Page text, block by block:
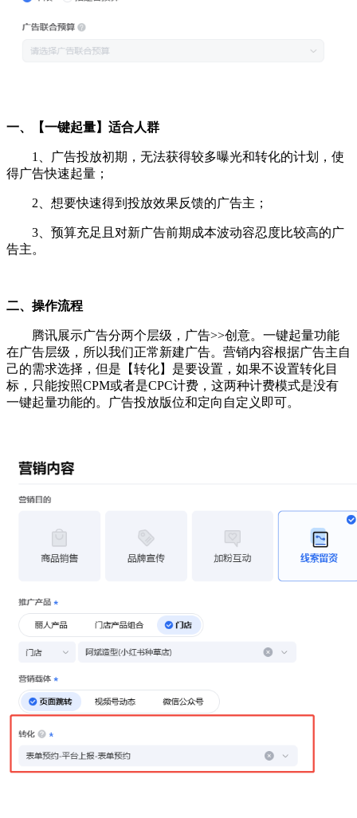
一、【一键起量】适合人群
1、广告投放初期，无法获得较多曝光和转化的计划，使
得广告快速起量；
2、想要快速得到投放效果反馈的广告主；
3、预算充足且对新广告前期成本波动容忍度比较高的广
告主。
二、操作流程
腾讯展示广告分两个层级，广告>>创意。一键起量功能
在广告层级，所以我们正常新建广告。营销内容根据广告主自
己的需求选择，但是【转化】是要设置，如果不设置转化目
标，只能按照CPM或者是CPC计费，这两种计费模式是没有
一键起量功能的。广告投放版位和定向自定义即可。